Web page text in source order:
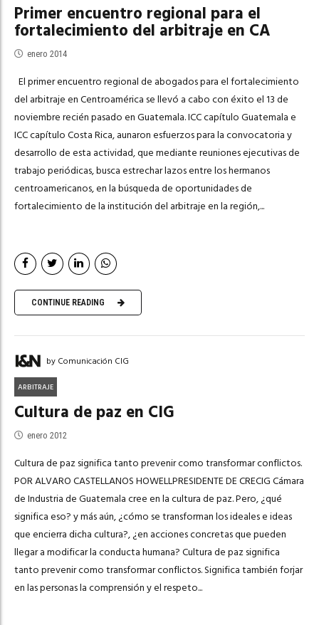
Primer encuentro regional para el
fortalecimiento del arbitraje en CA
enero 2014
El primer encuentro regional de abogados para el fortalecimiento
del arbitraje en Centroamérica se llevó a cabo con éxito el 13 de
noviembre recién pasado en Guatemala. ICC capítulo Guatemala e
ICC capítulo Costa Rica, aunaron esfuerzos para la convocatoria y
desarrollo de esta actividad, que mediante reuniones ejecutivas de
trabajo periódicas, busca estrechar lazos entre los hermanos
centroamericanos, en la búsqueda de oportunidades de
fortalecimiento de la institución del arbitraje en la región,...
CONTINUE READING
by Comunicación CIG
ARBITRAJE
Cultura de paz en CIG
enero 2012
Cultura de paz significa tanto prevenir como transformar conflictos.
POR ALVARO CASTELLANOS HOWELLPRESIDENTE DE CRECIG Cámara
de Industria de Guatemala cree en la cultura de paz. Pero, ¿qué
significa eso? y más aún, ¿cómo se transforman los ideales e ideas
que encierra dicha cultura?, ¿en acciones concretas que pueden
llegar a modificar la conducta humana? Cultura de paz significa
tanto prevenir como transformar conflictos. Significa también forjar
en las personas la comprensión y el respeto...